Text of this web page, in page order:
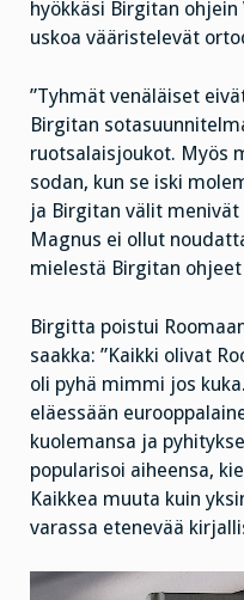
hyökkäsi Birgitan
uskoa vääristelevät
”Tyhmät venäläiset
Birgitan
ruotsalaisjoukot. Myös
sodan, kun se iski
ja Birgitan välit
Magnus ei ollut
mielestä Birgitan
Birgitta poistui
saakka: ”Kaikki olivat
oli pyhä mimmi jos
eläessään
kuolemansa ja
popularisoi aiheensa,
Kaikkea muuta kuin
varassa etenevää